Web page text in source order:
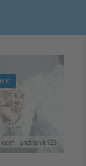
- andranik123
viele
Thema